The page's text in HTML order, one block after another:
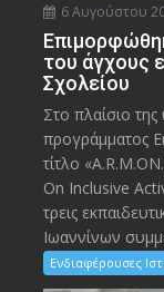
6 Αυγούστου
του άγχους
Σχολείου
Στο πλαίσιο
προγράμματος
τίτλο
On Inclusive
τρεις
Ιωαννίνων
Ενδιαφέρουσες